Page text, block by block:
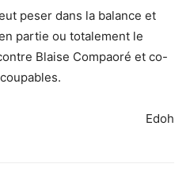
peser dans la balance et
partie ou totalement le
Blaise Compaoré et co-
Edoh